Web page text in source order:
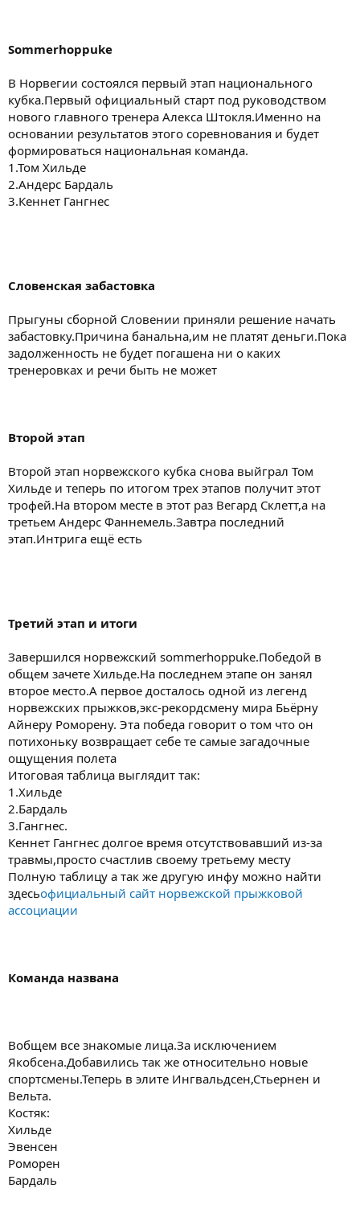
Sommerhoppuke
В Норвегии состоялся первый этап национального
кубка.Первый официальный старт под руководством
нового главного тренера Алекса Штокля.Именно на
основании результатов этого соревнования и будет
формироваться национальная команда.
1.Том Хильде
2.Андерс Бардаль
3.Кеннет Гангнес
Словенская забастовка
Прыгуны сборной Словении приняли решение начать
забастовку.Причина банальна,им не платят деньги.Пока
задолженность не будет погашена ни о каких
тренеровках и речи быть не может
Второй этап
Второй этап норвежского кубка снова выйграл Том
Хильде и теперь по итогом трех этапов получит этот
трофей.На втором месте в этот раз Вегард Склетт,а на
третьем Андерс Фаннемель.Завтра последний
этап.Интрига ещё есть
Третий этап и итоги
Завершился норвежский sommerhoppuke.Победой в
общем зачете Хильде.На последнем этапе он занял
второе место.А первое досталось одной из легенд
норвежских прыжков,экс-рекордсмену мира Бьёрну
Айнеру Роморену. Эта победа говорит о том что он
потихоньку возвращает себе те самые загадочные
ощущения полета
Итоговая таблица выглядит так:
1.Хильде
2.Бардаль
3.Гангнес.
Кеннет Гангнес долгое время отсутствовавший из-за
травмы,просто счастлив своему третьему месту
Полную таблицу а так же другую инфу можно найти
здесьофициальный сайт норвежской прыжковой
ассоциации
Команда названа
Вобщем все знакомые лица.За исключением
Якобсена.Добавились так же относительно новые
спортсмены.Теперь в элите Ингвальдсен,Стьернен и
Вельта.
Костяк:
Хильде
Эвенсен
Роморен
Бардаль